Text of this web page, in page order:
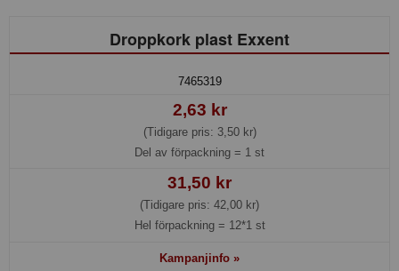
Droppkork plast Exxent
7465319
2,63 kr
(Tidigare pris: 3,50 kr)
Del av förpackning = 1 st
31,50 kr
(Tidigare pris: 42,00 kr)
Hel förpackning = 12*1 st
Kampanjinfo »